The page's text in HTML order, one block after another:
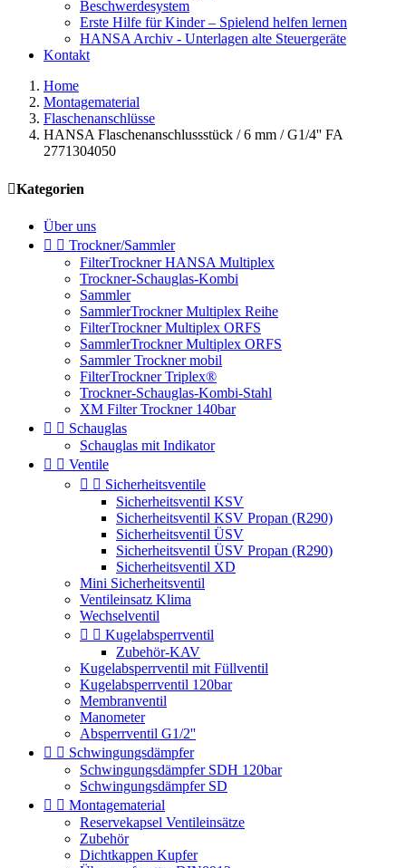
Beschwerdesystem
Erste Hilfe für Kinder – Spielend helfen lernen
HANSA Archiv - Unterlagen alte Steuergeräte
Kontakt
Home
Montagematerial
Flaschenanschlüsse
HANSA Flaschenanschlussstück / 6 mm / G1/4'' FA
2771304050
Kategorien
Über uns
  Trockner/Sammler
FilterTrockner HANSA Multiplex
Trockner-Schauglas-Kombi
Sammler
SammlerTrockner Multiplex Reihe
FilterTrockner Multiplex ORFS
SammlerTrockner Multiplex ORFS
Sammler Trockner mobil
FilterTrockner Triplex®
Trockner-Schauglas-Kombi-Stahl
XM Filter Trockner 140bar
  Schauglas
Schauglas mit Indikator
  Ventile
  Sicherheitsventile
Sicherheitsventil KSV
Sicherheitsventil KSV Propan (R290)
Sicherheitsventil ÜSV
Sicherheitsventil ÜSV Propan (R290)
Sicherheitsventil XD
Mini Sicherheitsventil
Ventileinsatz Klima
Wechselventil
  Kugelabsperrventil
Zubehör-KAV
Kugelabsperrventil mit Füllventil
Kugelabsperrventil 120bar
Membranventil
Manometer
Absperrventil G1/2''
  Schwingungsdämpfer
Schwingungsdämpfer SDH 120bar
Schwingungsdämpfer SD
  Montagematerial
Reservekapsel Ventileinsätze
Zubehör
Dichtkappen Kupfer